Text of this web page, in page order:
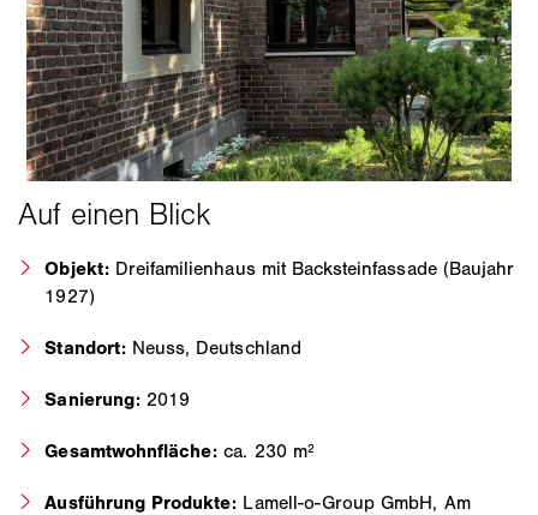
Objekt: Dreifamilienhaus mit Backsteinfassade (Baujahr
1927)
Standort: Neuss, Deutschland
Sanierung: 2019
Gesamtwohnfläche:ca. 230 m²
Ausführung Produkte: Lamell-o-Group GmbH, Am